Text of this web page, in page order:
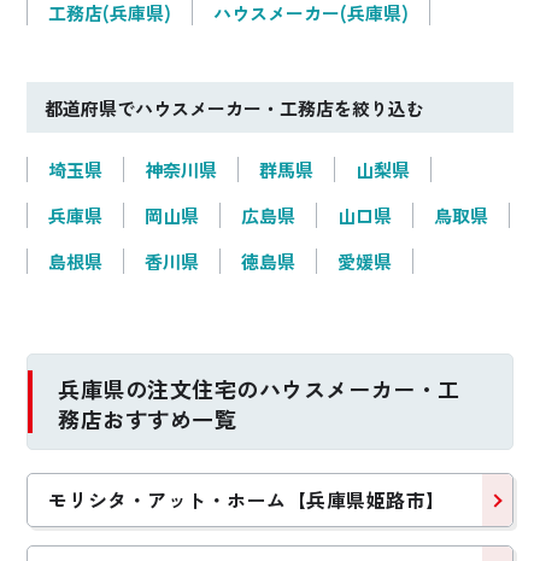
工務店(兵庫県) ハウスメーカー(兵庫県)
都道府県でハウスメーカー・工務店を絞り込む
埼玉県 神奈川県 群馬県
山梨県
兵庫県
岡山県 広島県 山口県
鳥取県
島根県
香川県 徳島県 愛媛県
兵庫県の注文住宅のハウスメーカー・工
務店おすすめ一覧
モリシタ・アット・ホーム【兵庫県姫路市】